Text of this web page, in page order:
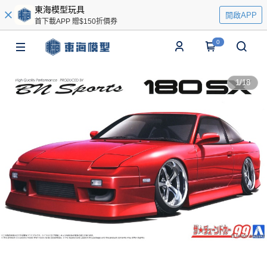
東海模型玩具
首下載APP 贈$150折價券
開啟APP
0
1/18